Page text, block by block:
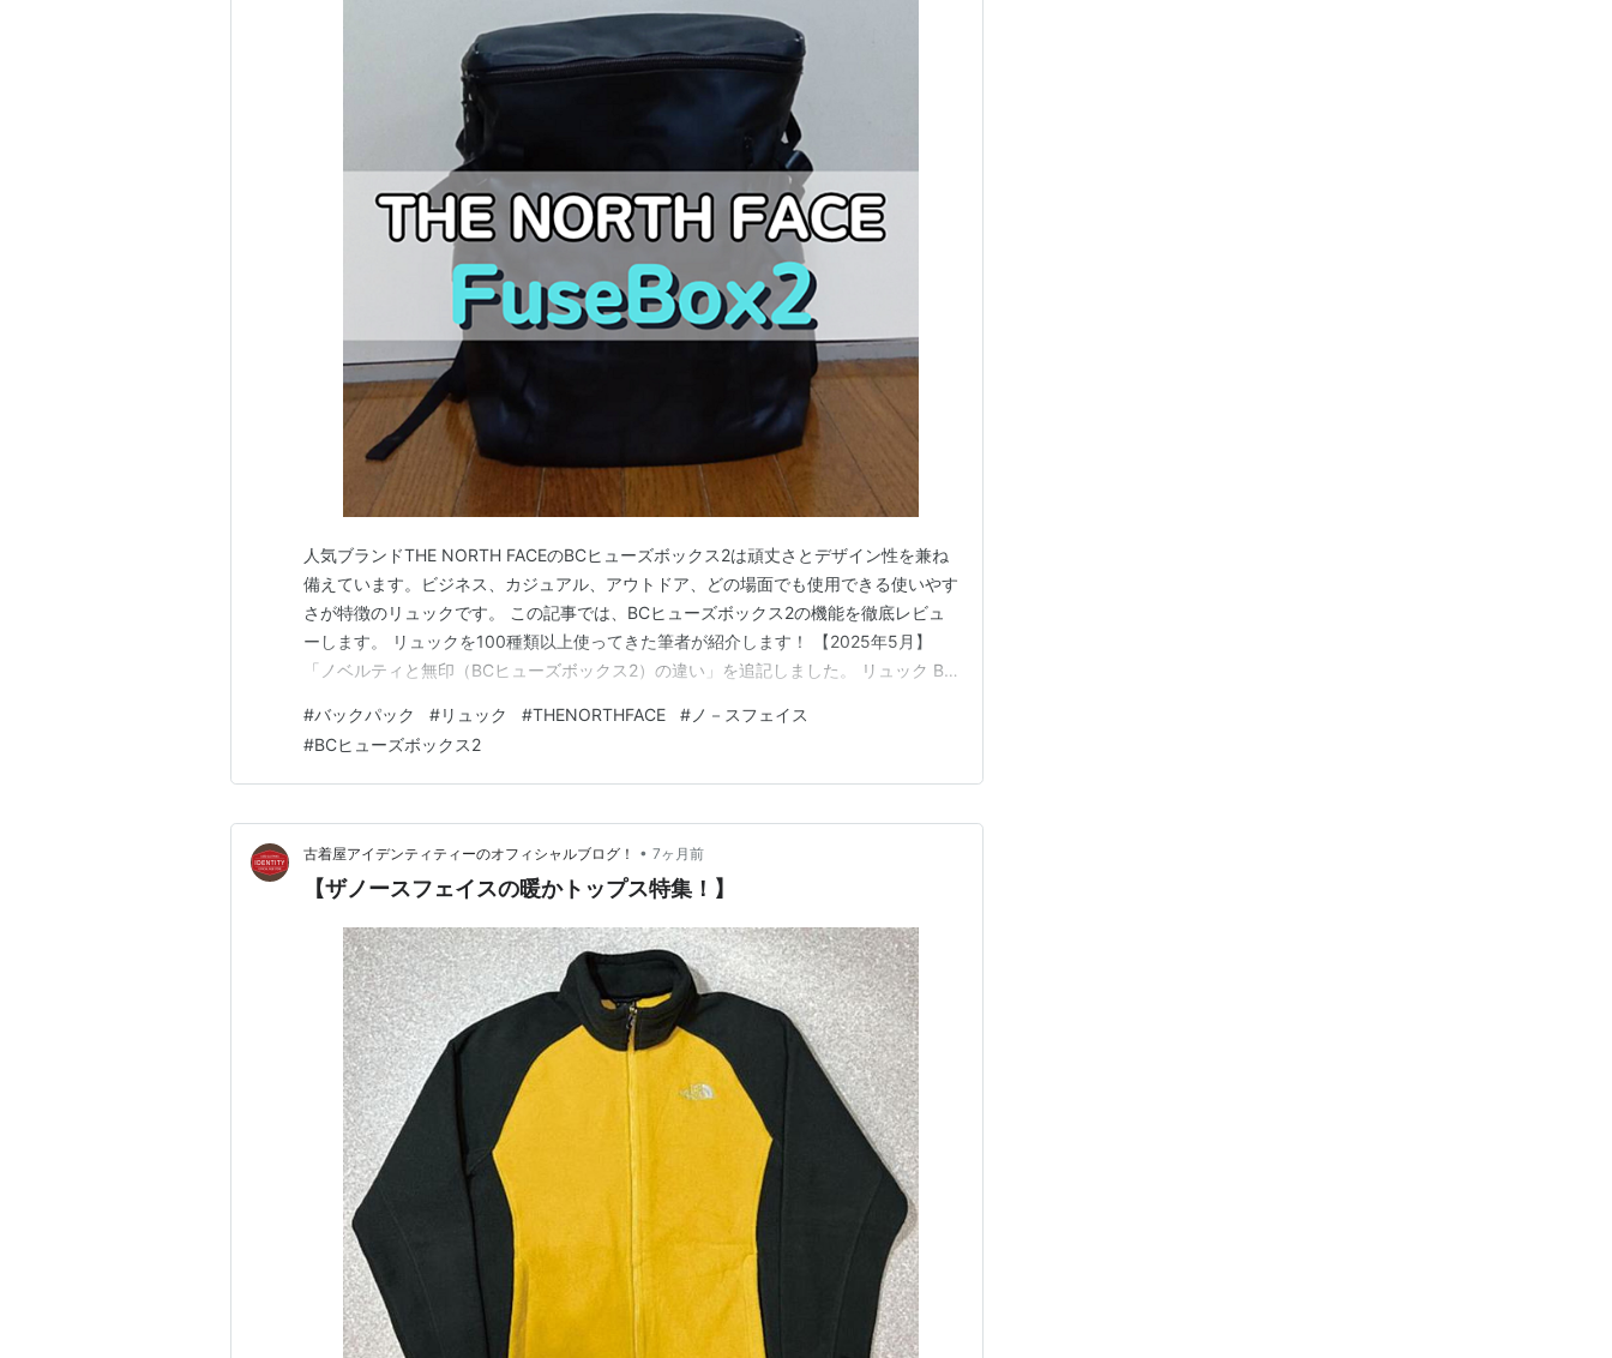
人気ブランドTHE NORTH FACEのBCヒューズボックス2は頑丈さとデザイン性を兼ね
備えています。ビジネス、カジュアル、アウトドア、どの場面でも使用できる使いやす
さが特徴のリュックです。 この記事では、BCヒューズボックス2の機能を徹底レビュ
ーします。 リュックを100種類以上使ってきた筆者が紹介します！ 【2025年5月】
「ノベルティと無印（BCヒューズボックス2）の違い」を追記しました。 リュック BC
者のおすすめ度 ヒューズボックス2のデザイン 正面デザイン 裏面デ…
#バックパック #リュック #THENORTHFACE # ノ－スフェイス
#BCヒューズボックス2
古着屋アイデンティティーのオフィシャルブログ！ • 7ヶ月前
【ザノースフェイスの暖かトップス特集！】